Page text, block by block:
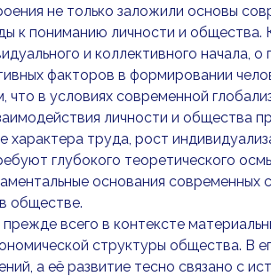
не только заложили основы
к пониманию личности и
и коллективного начала, о
факторов в формировании
что в условиях современной
личности и общества
характера труда, рост
глубокого теоретического
основания современных
обществе.
всего в контексте
структуры общества. В
а её развитие тесно связано с